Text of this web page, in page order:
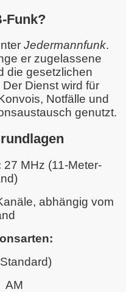
Funk?
Jedermannfunk.
er zugelassene
die gesetzlichen
Dienst wird für
Notfälle und
genutzt.
27 MHz (11-Meter-
abhängig vom
AM